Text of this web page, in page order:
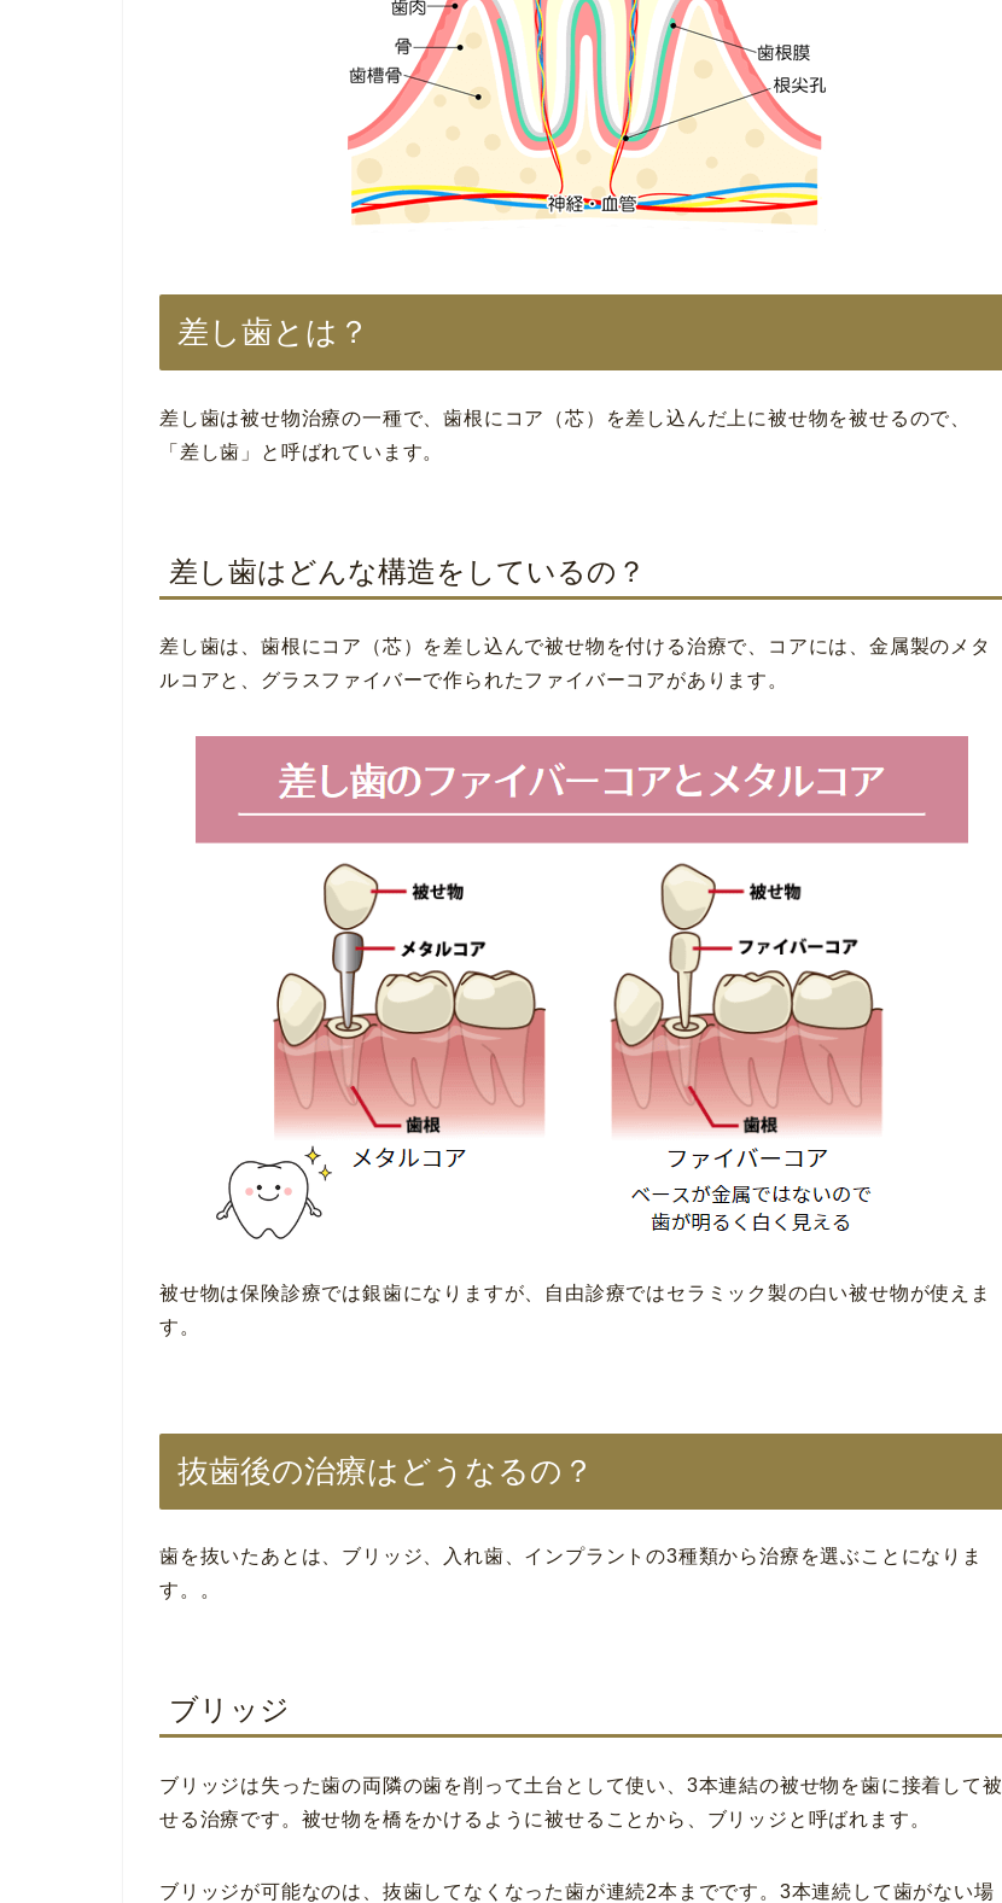
差し歯とは？
差し歯は被せ物治療の一種で、歯根にコア（芯）を差し込んだ上に被せ物を被せるので、
「差し歯」と呼ばれています。
差し歯はどんな構造をしているの？
差し歯は、歯根にコア（芯）を差し込んで被せ物を付ける治療で、コアには、金属製のメタ
ルコアと、グラスファイバーで作られたファイバーコアがあります。
被せ物は保険診療では銀歯になりますが、自由診療ではセラミック製の白い被せ物が使えま
す。
抜歯後の治療はどうなるの？
歯を抜いたあとは、ブリッジ、入れ歯、インプラントの3種類から治療を選ぶことになりま
す。。
ブリッジ
ブリッジは失った歯の両隣の歯を削って土台として使い、3本連結の被せ物を歯に接着して被
せる治療です。被せ物を橋をかけるように被せることから、ブリッジと呼ばれます。
ブリッジが可能なのは、抜歯してなくなった歯が連続2本までです。3本連続して歯がない場